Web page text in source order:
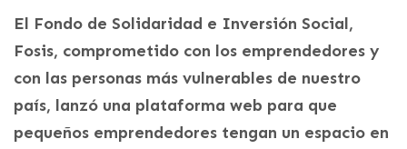
El Fondo de Solidaridad e Inversión Social,
Fosis, comprometido con los emprendedores y
con las personas más vulnerables de nuestro
país, lanzó una plataforma web para que
pequeños emprendedores tengan un espacio en